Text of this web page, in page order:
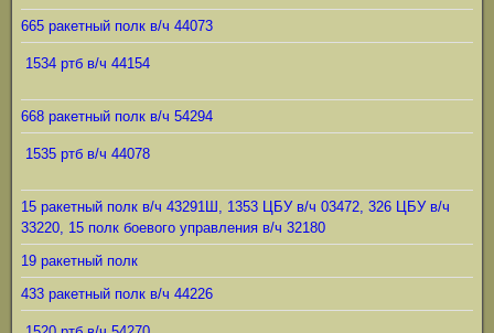
665 ракетный полк в/ч 44073
1534 ртб в/ч 44154
668 ракетный полк в/ч 54294
1535 ртб в/ч 44078
15 ракетный полк в/ч 43291Ш, 1353 ЦБУ в/ч 03472, 326 ЦБУ в/ч
33220, 15 полк боевого управления в/ч 32180
19 ракетный полк
433 ракетный полк в/ч 44226